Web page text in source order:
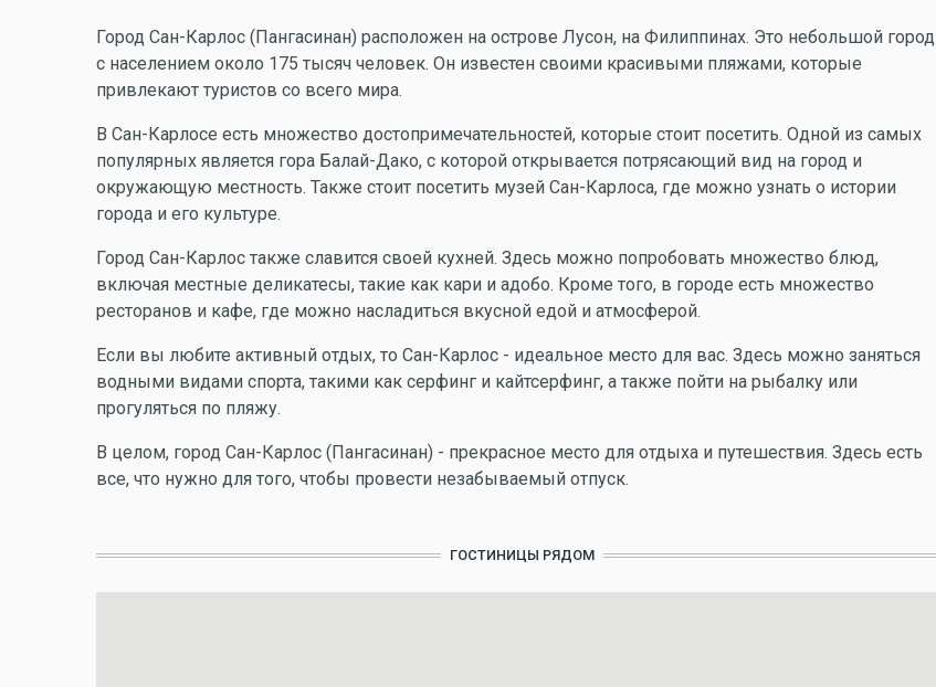
Город Сан-Карлос (Пангасинан) расположен на острове Лусон, на Филиппинах. Это небольшой город
с населением около 175 тысяч человек. Он известен своими красивыми пляжами, которые
привлекают туристов со всего мира.
В Сан-Карлосе есть множество достопримечательностей, которые стоит посетить. Одной из самых
популярных является гора Балай-Дако, с которой открывается потрясающий вид на город и
окружающую местность. Также стоит посетить музей Сан-Карлоса, где можно узнать о истории
города и его культуре.
Город Сан-Карлос также славится своей кухней. Здесь можно попробовать множество блюд,
включая местные деликатесы, такие как кари и адобо. Кроме того, в городе есть множество
ресторанов и кафе, где можно насладиться вкусной едой и атмосферой.
Если вы любите активный отдых, то Сан-Карлос - идеальное место для вас. Здесь можно заняться
водными видами спорта, такими как серфинг и кайтсерфинг, а также пойти на рыбалку или
прогуляться по пляжу.
В целом, город Сан-Карлос (Пангасинан) - прекрасное место для отдыха и путешествия. Здесь есть
все, что нужно для того, чтобы провести незабываемый отпуск.
ГОСТИНИЦЫ РЯДОМ